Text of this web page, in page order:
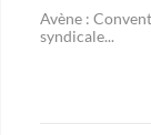
Avène :
syndicale...